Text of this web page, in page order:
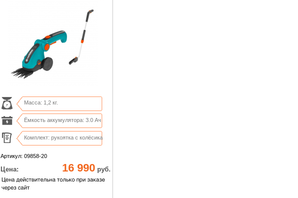
Масса: 1,2 кг.
Ёмкость аккумулятора: 3.0 Ач
Комплект: рукоятка с колёсикам
Ширина кошения: 80 мм.
Артикул: 09858-20
Цена: 16 990 руб.